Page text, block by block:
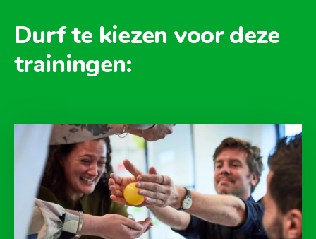
Durf te kiezen voor deze
trainingen: